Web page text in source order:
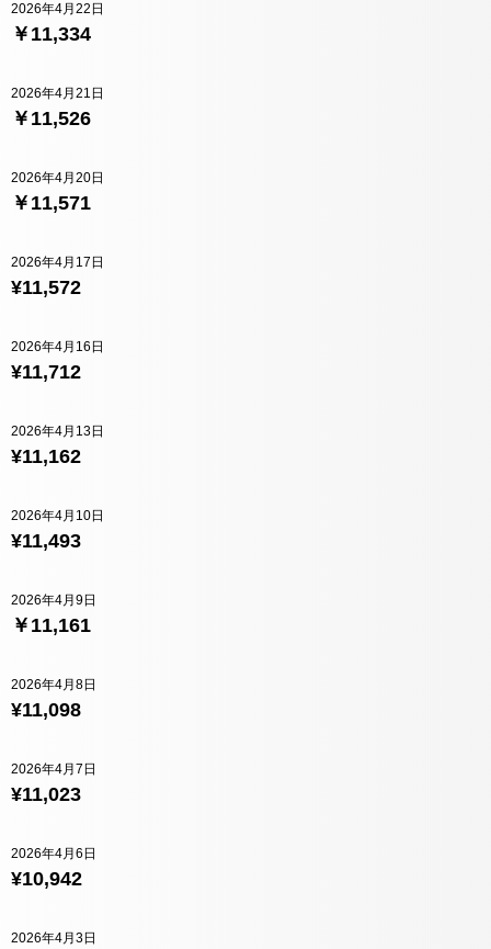
￥11,334
2026年4月22日
￥11,526
2026年4月21日
￥11,571
2026年4月20日
¥11,572
2026年4月17日
¥11,712
2026年4月16日
¥11,162
2026年4月13日
¥11,493
2026年4月10日
￥11,161
2026年4月9日
¥11,098
2026年4月8日
¥11,023
2026年4月7日
¥10,942
2026年4月6日
2026年4月3日